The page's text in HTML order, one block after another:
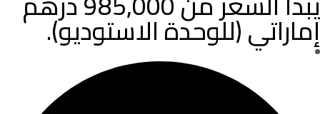
إماراتي (للوحدة الاستوديو).